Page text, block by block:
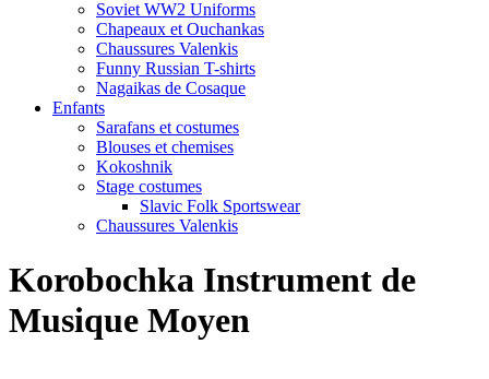
Soviet WW2 Uniforms
Chapeaux et Ouchankas
Chaussures Valenkis
Funny Russian T-shirts
Nagaikas de Cosaque
Enfants
Sarafans et costumes
Blouses et chemises
Kokoshnik
Stage costumes
Slavic Folk Sportswear
Chaussures Valenkis
Korobochka Instrument de
Musique Moyen